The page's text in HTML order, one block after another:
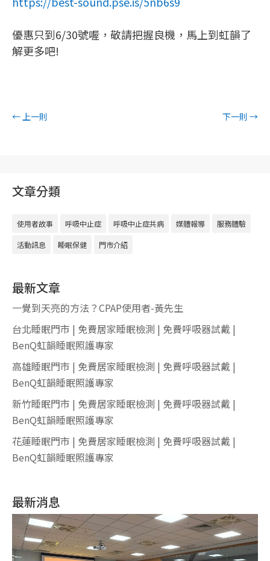
優惠只到6/30號喔，敬請把握良機，馬上到虹韻了
解更多吧!
←上一則 下一則 →
文章分類
使用者故事 呼吸中止症 呼吸中止症共病 媒體報導 服務體驗
活動訊息 睡眠保健 門市介紹
最新文章
一覺到天亮的方法？CPAP使用者-黃先生
台北睡眠門市 | 免費居家睡眠檢測 | 免費呼吸器試戴 |
BenQ虹韻睡眠照護專家
高雄睡眠門市 | 免費居家睡眠檢測 | 免費呼吸器試戴 |
BenQ虹韻睡眠照護專家
新竹睡眠門市 | 免費居家睡眠檢測 | 免費呼吸器試戴 |
BenQ虹韻睡眠照護專家
花蓮睡眠門市 | 免費居家睡眠檢測 | 免費呼吸器試戴 |
BenQ虹韻睡眠照護專家
最新消息